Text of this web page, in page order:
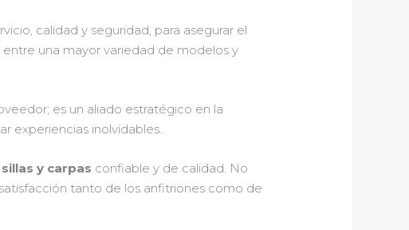
calidad y seguridad, para asegurar el
una mayor variedad de modelos y
es un aliado estratégico en la
experiencias inolvidables.
y carpas confiable y de calidad. No
tanto de los anfitriones como de